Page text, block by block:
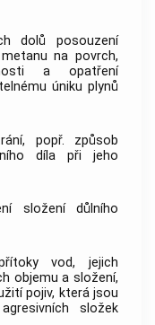
dolů posouzení
na povrch,
a opatření
úniku plynů
popř. způsob
díla při jeho
složení důlního
vod, jejich
objemu a složení,
pojiv, která jsou
složek